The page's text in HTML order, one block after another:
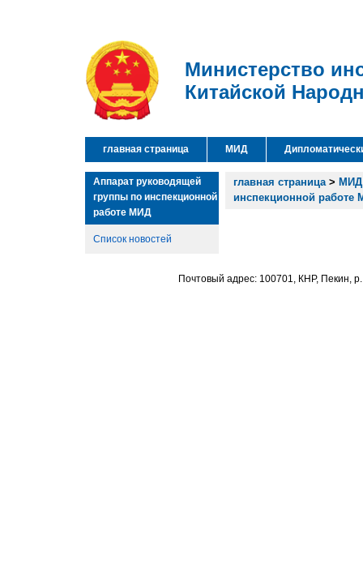
Министерство
Китайской
главная страница МИД
Аппарат руководящей
группы по инспекционной
работе МИД
Список новостей
главная страница> МИД
инспекционной работе
Почтовый адрес: 100701, КНР, Пекин,